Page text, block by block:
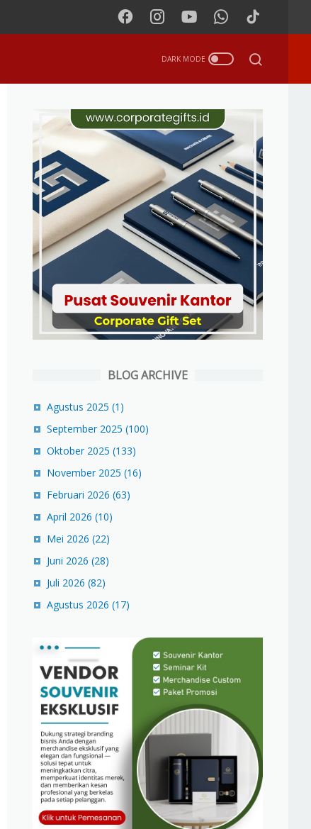
BLOG ARCHIVE
Agustus 2025(1)
September 2025(100)
Oktober 2025(133)
November 2025(16)
Februari 2026(63)
April 2026(10)
Mei 2026(22)
Juni 2026(28)
Juli 2026(82)
Agustus 2026(17)